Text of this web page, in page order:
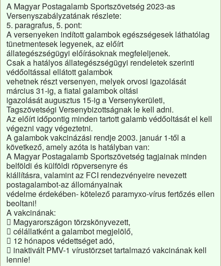
A Magyar Postagalamb Sportszövetség 2023-as
Versenyszabályzatának részlete:
5. paragrafus, 5. pont:
A versenyeken indított galambok egészségesek láthatólag
tünetmentesek legyenek, az előírt
állategészségügyi előírásoknak megfeleljenek.
Csak a hatályos állategészségügyi rendeletek szerinti
védőoltással ellátott galambok
vehetnek részt versenyen, melyek orvosi igazolását
március 31-ig, a fiatal galambok oltási
igazolását augusztus 15-ig a Versenykerületi,
Tagszövetségi Versenybizottságnak le kell adni.
Az előírt időpontig minden tartott galamb védőoltását el kell
végezni vagy végeztetni.
A galambok vakcinázási rendje 2003. január 1-től a
következő, amely azóta is hatályban van:
A Magyar Postagalamb Sportszövetség tagjainak minden
belföldi és külföldi röpversenyre és
kiállításra, valamint az FCI rendezvényeire nevezett
postagalambot-az állományainak
védelme érdekében- kötelező paramyxo-vírus fertőzés ellen
beoltani!
A vakcinának:
 Magyarországon törzskönyvezett,
 célállatként a galambot megjelölő,
 12 hónapos védettséget adó,
 inaktivált PMV-1 vírustörzset tartalmazó vakcinának kell
lennie!